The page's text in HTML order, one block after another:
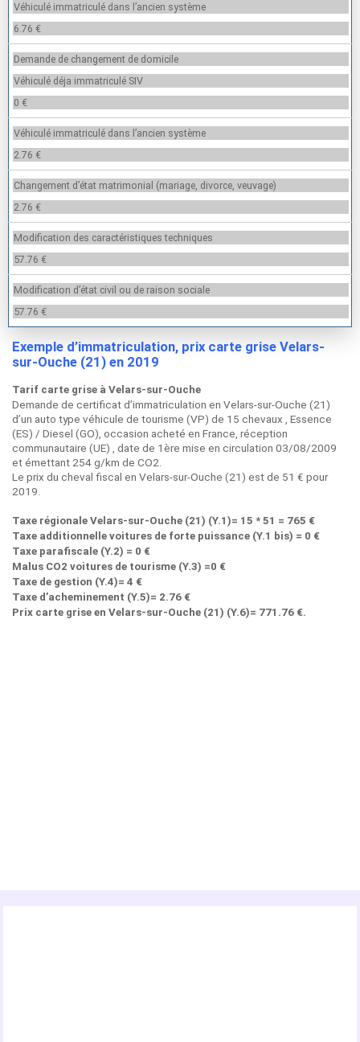
Véhiculé immatriculé dans l’ancien système
6.76 €
Demande de changement de domicile
Véhiculé déja immatriculé SIV
0 €
Véhiculé immatriculé dans l’ancien système
2.76 €
Changement d’état matrimonial (mariage, divorce, veuvage)
2.76 €
Modification des caractéristiques techniques
57.76 €
Modification d’état civil ou de raison sociale
57.76 €
Exemple d’immatriculation, prix carte grise Velars-
sur-Ouche (21) en 2019
Tarif carte grise à Velars-sur-Ouche
Demande de certificat d’immatriculation en Velars-sur-Ouche (21)
d’un auto type véhicule de tourisme (VP) de 15 chevaux , Essence
(ES) / Diesel (GO), occasion acheté en France, réception
communautaire (UE) , date de 1ère mise en circulation 03/08/2009
et émettant 254 g/km de CO2.
Le prix du cheval fiscal en Velars-sur-Ouche (21) est de 51 € pour
2019.
Taxe régionale Velars-sur-Ouche (21) (Y.1)= 15 * 51 = 765 €
Taxe additionnelle voitures de forte puissance (Y.1 bis) = 0 €
Taxe parafiscale (Y.2) = 0 €
Malus CO2 voitures de tourisme (Y.3) =0 €
Taxe de gestion (Y.4)= 4 €
Taxe d’acheminement (Y.5)= 2.76 €
Prix carte grise en Velars-sur-Ouche (21) (Y.6)= 771.76 €.